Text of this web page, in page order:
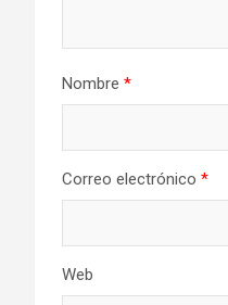
Nombre *
Correo electrónico *
Web